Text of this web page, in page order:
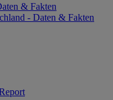
& Fakten
- Daten & Fakten